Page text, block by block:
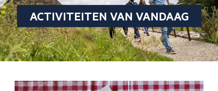
ACTIVITEITEN VAN VANDAAG